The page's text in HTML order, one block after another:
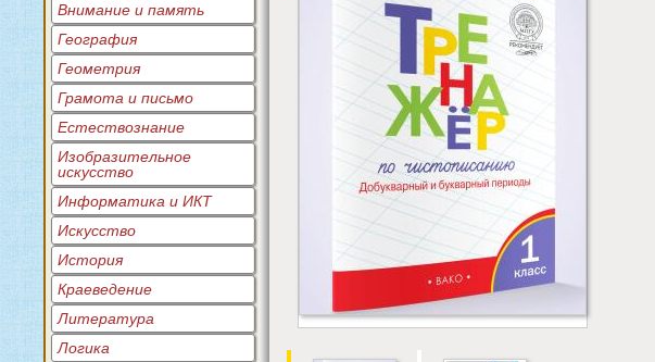
Внимание и память
География
Геометрия
Грамота и письмо
Естествознание
Изобразительное
искусство
Информатика и ИКТ
Искусство
История
Краеведение
Литература
Логика